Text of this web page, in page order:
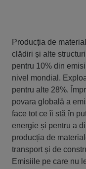
Producția de
clădiri și alte
pentru 10% din
nivel mondial.
pentru alte 28%.
povara globală a
face tot ce îi stă în
energie și pentru a
producția de
transport și de
Emisiile pe care nu